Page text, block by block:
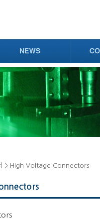
> High Voltage Connectors